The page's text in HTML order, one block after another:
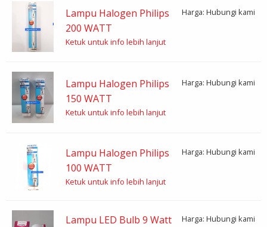
Lampu Halogen Philips
200 WATT
Harga: Hubungi kami
Ketuk untuk info lebih lanjut
Lampu Halogen Philips
150 WATT
Harga: Hubungi kami
Ketuk untuk info lebih lanjut
Lampu Halogen Philips
100 WATT
Harga: Hubungi kami
Ketuk untuk info lebih lanjut
Lampu LED Bulb 9 Watt
Harga: Hubungi kami